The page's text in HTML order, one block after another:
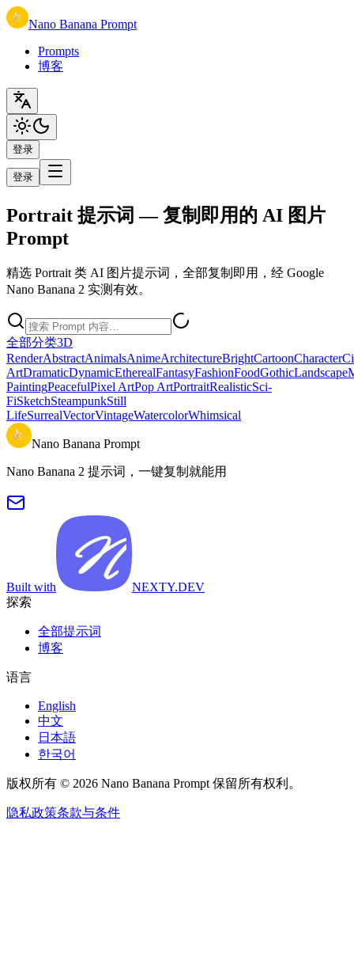
Nano Banana Prompt
Prompts
博客
登录
登录
Portrait 提示词 — 复制即用的 AI 图片
Prompt
精选 Portrait 类 AI 图片提示词，全部复制即用，经 Google
Nano Banana 2 实测有效。
全部分类3D
RenderAbstractAnimalsAnimeArchitectureBrightCartoonCharacter
ArtDramaticDynamicEtherealFantasyFashionFoodGothicLandscape
PaintingPeacefulPixel ArtPop ArtPortraitRealisticSci-
FiSketchSteampunkStill
LifeSurrealVectorVintageWatercolorWhimsical
Nano Banana Prompt
Nano Banana 2 提示词，一键复制就能用
Built with
NEXTY.DEV
探索
全部提示词
博客
语言
English
中文
日本語
한국어
版权所有 © 2026 Nano Banana Prompt 保留所有权利。
隐私政策条款与条件